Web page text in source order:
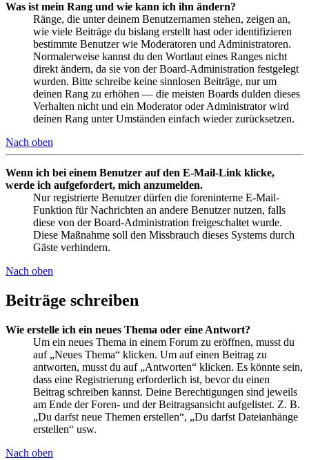
Was ist mein Rang und wie kann ich ihn ändern?
Ränge, die unter deinem Benutzernamen stehen, zeigen an,
wie viele Beiträge du bislang erstellt hast oder identifizieren
bestimmte Benutzer wie Moderatoren und Administratoren.
Normalerweise kannst du den Wortlaut eines Ranges nicht
direkt ändern, da sie von der Board-Administration festgelegt
wurden. Bitte schreibe keine sinnlosen Beiträge, nur um
deinen Rang zu erhöhen — die meisten Boards dulden dieses
Verhalten nicht und ein Moderator oder Administrator wird
deinen Rang unter Umständen einfach wieder zurücksetzen.
Nach oben
Wenn ich bei einem Benutzer auf den E-Mail-Link klicke,
werde ich aufgefordert, mich anzumelden.
Nur registrierte Benutzer dürfen die foreninterne E-Mail-
Funktion für Nachrichten an andere Benutzer nutzen, falls
diese von der Board-Administration freigeschaltet wurde.
Diese Maßnahme soll den Missbrauch dieses Systems durch
Gäste verhindern.
Nach oben
Beiträge schreiben
Wie erstelle ich ein neues Thema oder eine Antwort?
Um ein neues Thema in einem Forum zu eröffnen, musst du
auf „Neues Thema“ klicken. Um auf einen Beitrag zu
antworten, musst du auf „Antworten“ klicken. Es könnte sein,
dass eine Registrierung erforderlich ist, bevor du einen
Beitrag schreiben kannst. Deine Berechtigungen sind jeweils
am Ende der Foren- und der Beitragsansicht aufgelistet. Z. B.
„Du darfst neue Themen erstellen“, „Du darfst Dateianhänge
erstellen“ usw.
Nach oben